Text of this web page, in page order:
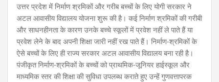
उत्तर प्रदेश में निर्माण श्रमिकों और गरीब बच्चों के लिए योगी सरकार ने
अटल आवासीय विद्यालय योजना शुरू की है। कई निर्माण श्रमिकों की गरीबी
और साधनहीनता के कारण उनके बच्चे स्कूलों में प्रवेश नहीं ले पाते हैं या
प्रवेश लेने के बाद अपनी शिक्षा जारी नहीं रख पाते हैं। निर्माण-श्रमिकों के
ऐसे बच्चों के लिए ही राज्य सरकार अटल आवासीय विद्यालय बना रही है।
पंजीकृत निर्माण-श्रमिकों के बच्चों को प्राथमिक-जूनियर हाईस्कूल और
माध्यमिक स्तर की शिक्षा की सुविधा उपलब्ध कराते हुए उन्हें गुणवत्तापरक